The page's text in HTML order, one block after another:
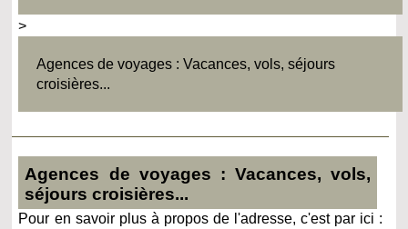
>
Agences de voyages : Vacances, vols, séjours
croisières...
Agences de voyages : Vacances, vols,
séjours croisières...
Pour en savoir plus à propos de l'adresse, c'est par ici :